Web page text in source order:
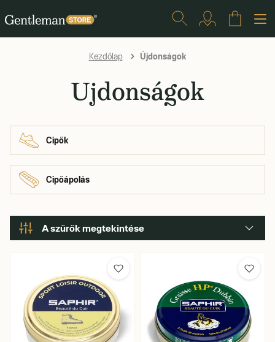
Kezdőlap Újdonságok
Ujdonságok
Cipők
Cipőápolás
A szűrők megtekintése
Szín